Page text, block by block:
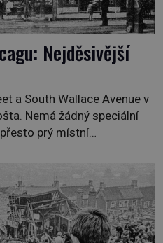
Nejděsivější
a South Wallace Avenue v
Nemá žádný speciální
prý místní
a také nejpropracovanější
kriminalistiky. Herman
přijíždí […]